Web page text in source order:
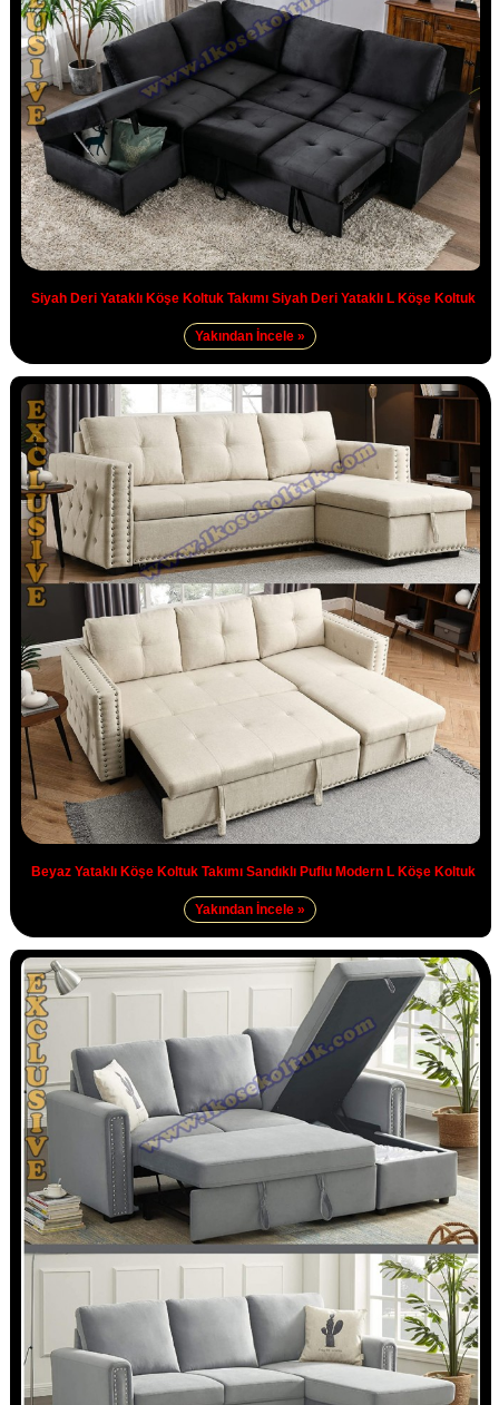
Siyah Deri Yataklı Köşe Koltuk Takımı Siyah Deri Yataklı L Köşe Koltuk
Yakından İncele »
Beyaz Yataklı Köşe Koltuk Takımı Sandıklı Puflu Modern L Köşe Koltuk
Yakından İncele »